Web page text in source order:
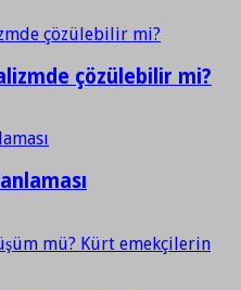
çözülebilir mi?